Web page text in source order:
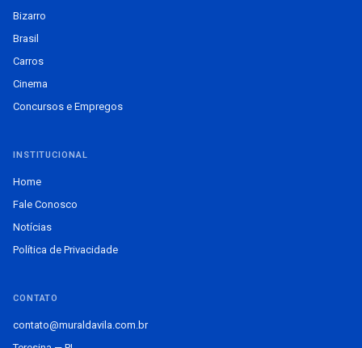
Bizarro
Brasil
Carros
Cinema
Concursos e Empregos
INSTITUCIONAL
Home
Fale Conosco
Notícias
Política de Privacidade
CONTATO
contato@muraldavila.com.br